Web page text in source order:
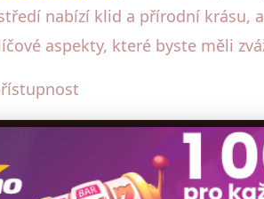
nabízí klid a přírodní krásu,
aspekty, které byste měli